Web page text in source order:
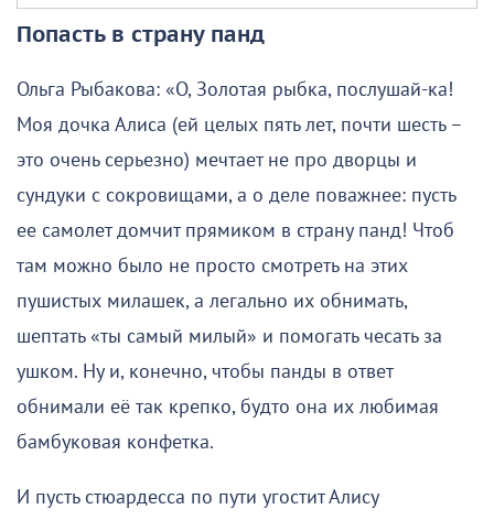
Попасть в страну панд
Ольга Рыбакова: «О, Золотая рыбка, послушай-ка!
Моя дочка Алиса (ей целых пять лет, почти шесть –
это очень серьезно) мечтает не про дворцы и
сундуки с сокровищами, а о деле поважнее: пусть
ее самолет домчит прямиком в страну панд! Чтоб
там можно было не просто смотреть на этих
пушистых милашек, а легально их обнимать,
шептать «ты самый милый» и помогать чесать за
ушком. Ну и, конечно, чтобы панды в ответ
обнимали её так крепко, будто она их любимая
бамбуковая конфетка.
И пусть стюардесса по пути угостит Алису